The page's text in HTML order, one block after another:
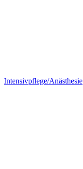
Intensivpflege/Anästhesie